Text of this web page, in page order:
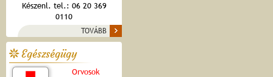
Készenl. tel.: 06 20 369
0110
TOVÁBB
Egészségügy
Orvosok